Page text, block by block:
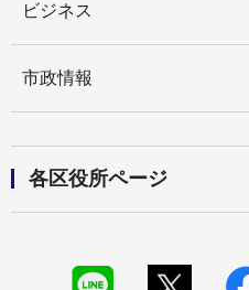
ビジネス
市政情報
各区役所ページ